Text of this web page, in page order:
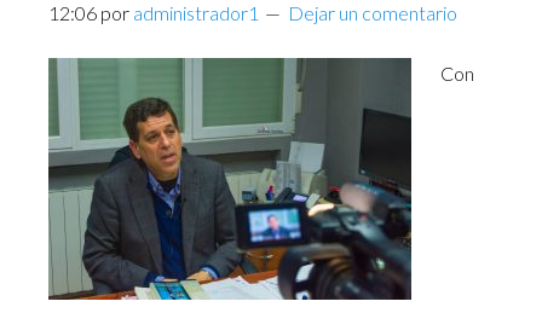
12:06 por administrador1 Dejar un comentario
Con